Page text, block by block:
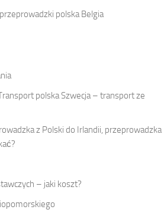
polska Belgia
polska Szwecja – transport ze
z Polski do Irlandii, przeprowadzka
– jaki koszt?